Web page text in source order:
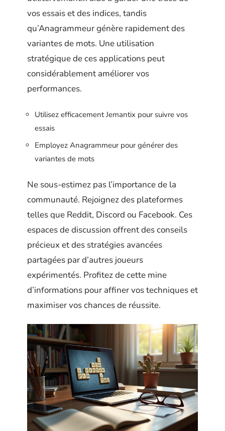
vos essais et des indices, tandis
qu’Anagrammeur génère rapidement des
variantes de mots. Une utilisation
stratégique de ces applications peut
considérablement améliorer vos
performances.
Utilisez efficacement Jemantix pour suivre vos
essais
Employez Anagrammeur pour générer des
variantes de mots
Ne sous-estimez pas l’importance de la
communauté. Rejoignez des plateformes
telles que Reddit, Discord ou Facebook. Ces
espaces de discussion offrent des conseils
précieux et des stratégies avancées
partagées par d’autres joueurs
expérimentés. Profitez de cette mine
d’informations pour affiner vos techniques et
maximiser vos chances de réussite.